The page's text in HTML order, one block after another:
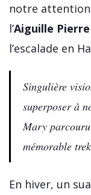
notre
l’Aiguille
l’escalade en
Singulière
superposer à
Mary
mémorable
En hiver, un